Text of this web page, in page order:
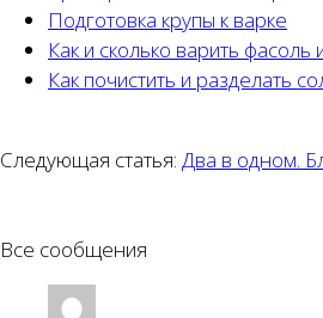
Подготовка крупы к варке
Как и сколько варить фасоль
Как почистить и разделать
Следующая статья: Два в одном.
Все сообщения